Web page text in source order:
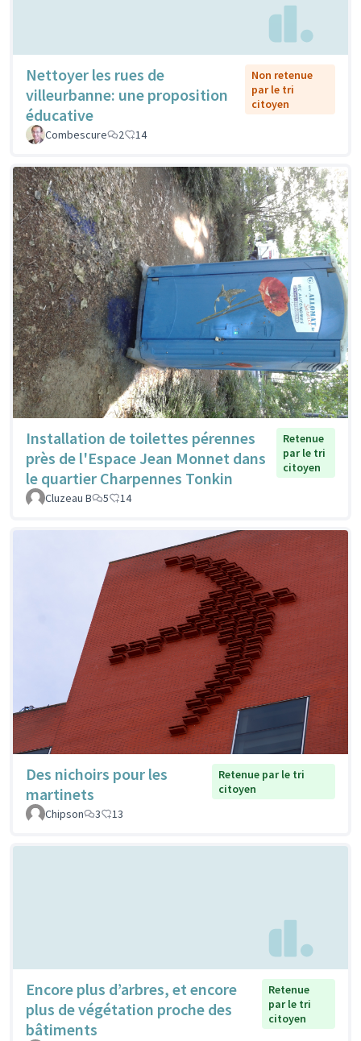
Nettoyer les rues de
villeurbanne: une proposition
éducative
Non retenue
par le tri
citoyen
Combescure 2 14
Installation de toilettes pérennes
près de l'Espace Jean Monnet dans
le quartier Charpennes Tonkin
Retenue
par le tri
citoyen
Cluzeau B 5 14
Des nichoirs pour les
martinets
Retenue par le tri
citoyen
Chipson
3 13
Encore plus d’arbres, et encore
plus de végétation proche des
bâtiments
Retenue
par le tri
citoyen